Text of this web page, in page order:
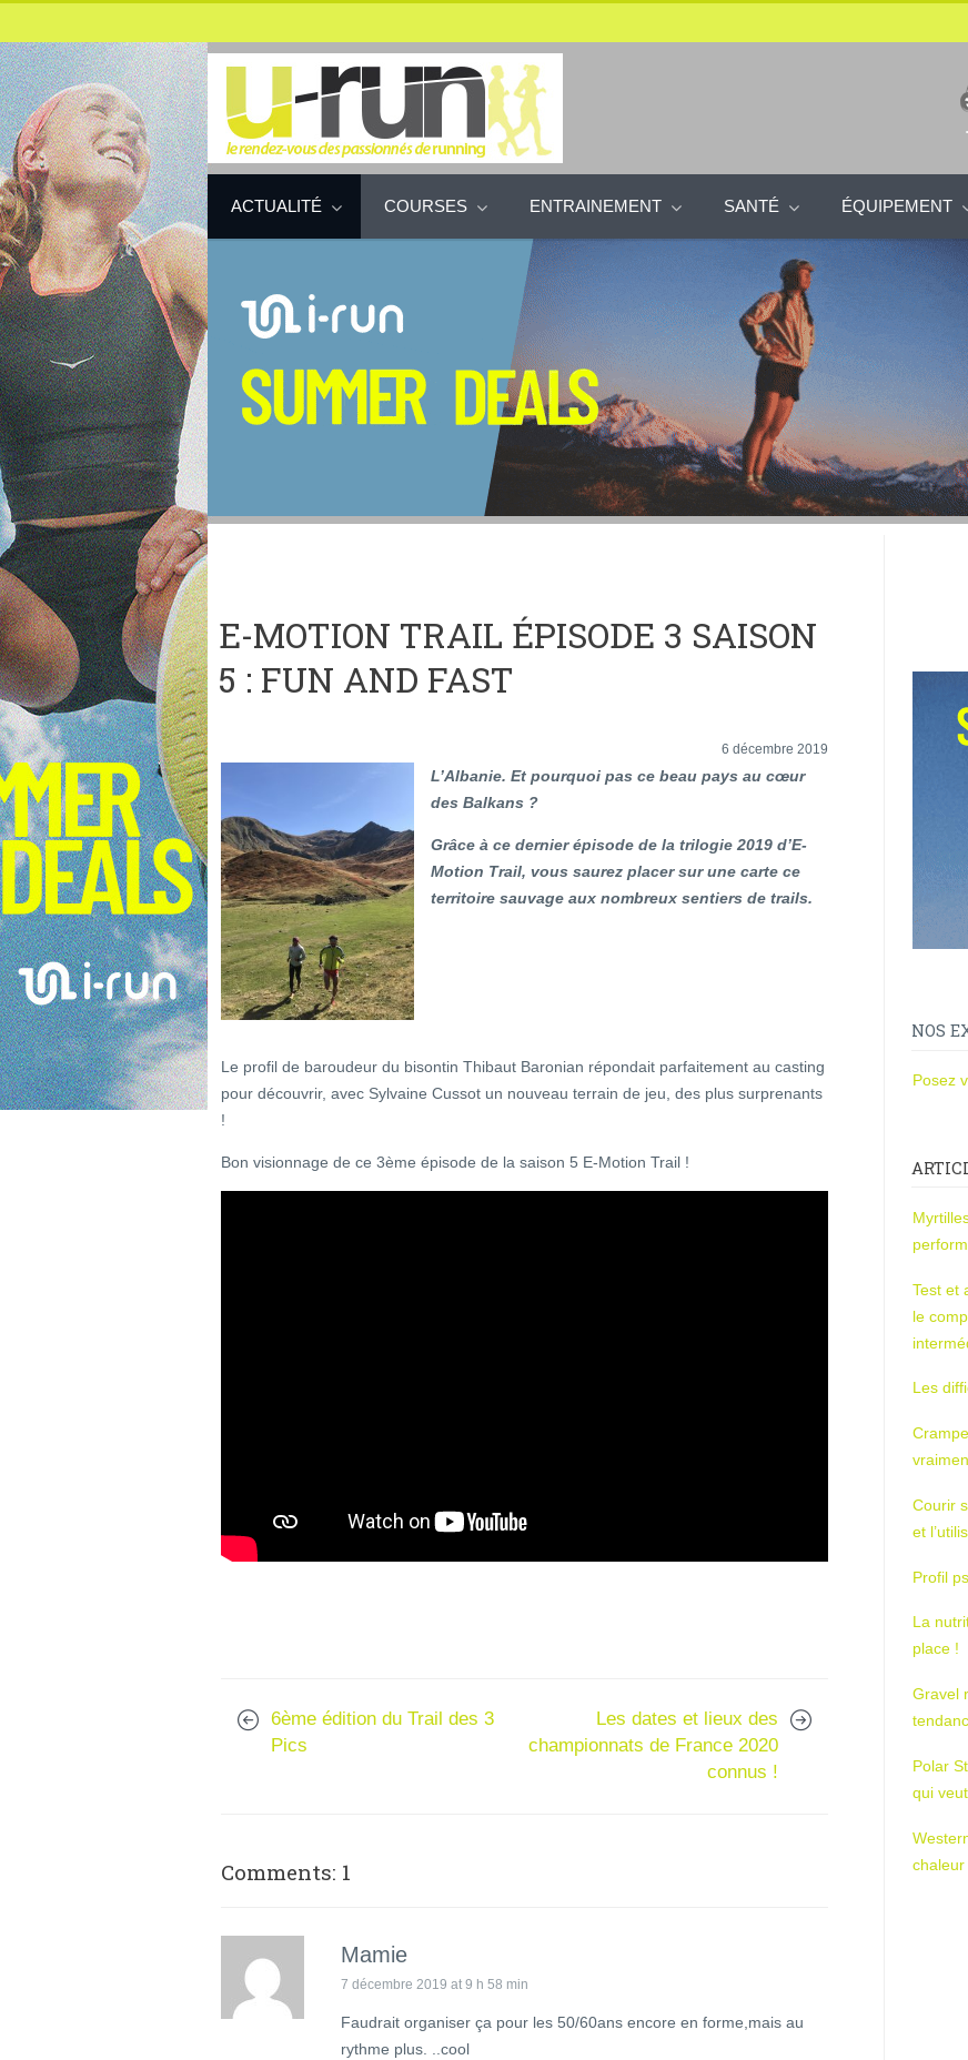
ACTUALITÉ COURSES ENTRAINEMENT SANTÉ ÉQUIPEMENT
E-MOTION TRAIL ÉPISODE 3 SAISON
5 : FUN AND FAST
6 décembre 2019
L’Albanie. Et pourquoi pas ce beau pays au cœur
des Balkans ?
Grâce à ce dernier épisode de la trilogie 2019 d’E-
Motion Trail, vous saurez placer sur une carte ce
territoire sauvage aux nombreux sentiers de trails.
Le profil de baroudeur du bisontin Thibaut Baronian répondait parfaitement au casting
pour découvrir, avec Sylvaine Cussot un nouveau terrain de jeu, des plus surprenants
!
Bon visionnage de ce 3ème épisode de la saison 5 E-Motion Trail !
6ème édition du Trail des 3
Pics
Les dates et lieux des
championnats de France 2020
connus !
Comments: 1
Mamie
7 décembre 2019 at 9 h 58 min
Faudrait organiser ça pour les 50/60ans encore en forme,mais au
rythme plus. ..cool
NOS
Posez
Test et
le
Les
Courir
et
Profil
La
place !
Gravel
Polar
qui
chaleur